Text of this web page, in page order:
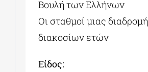
Βουλή των Ελλήνων
Οι σταθμοί μιας
διακοσίων ετών
Είδος: